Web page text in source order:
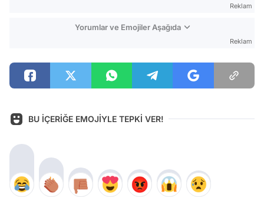
Reklam
Yorumlar ve Emojiler Aşağıda
Reklam
BU İÇERİĞE EMOJİYLE TEPKİ VER!